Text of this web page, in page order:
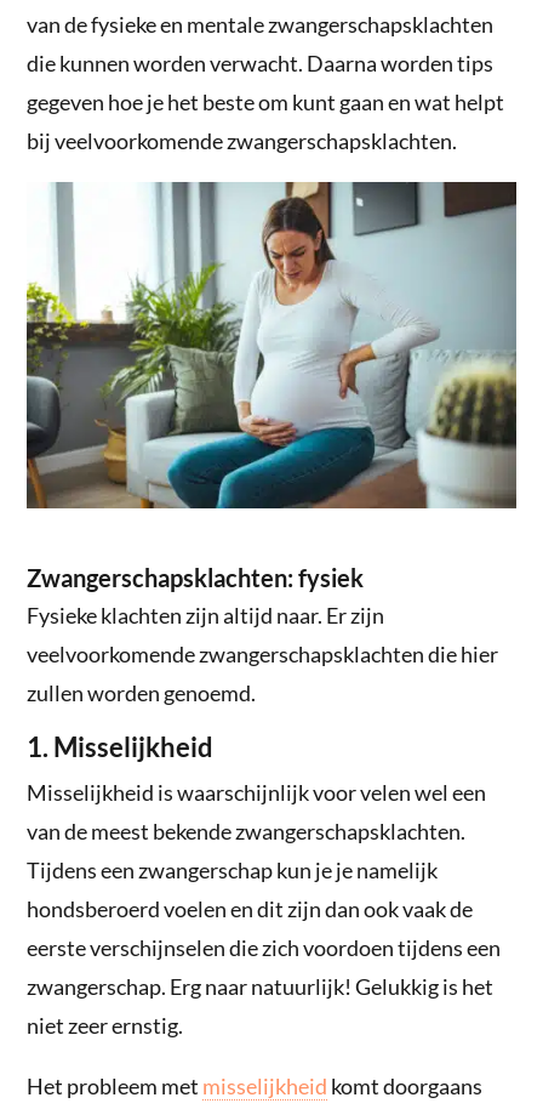
van de fysieke en mentale zwangerschapsklachten
die kunnen worden verwacht. Daarna worden tips
gegeven hoe je het beste om kunt gaan en wat helpt
bij veelvoorkomende zwangerschapsklachten.
Zwangerschapsklachten: fysiek
Fysieke klachten zijn altijd naar. Er zijn
veelvoorkomende zwangerschapsklachten die hier
zullen worden genoemd.
1. Misselijkheid
Misselijkheid is waarschijnlijk voor velen wel een
van de meest bekende zwangerschapsklachten.
Tijdens een zwangerschap kun je je namelijk
hondsberoerd voelen en dit zijn dan ook vaak de
eerste verschijnselen die zich voordoen tijdens een
zwangerschap. Erg naar natuurlijk! Gelukkig is het
niet zeer ernstig.
Het probleem met misselijkheid komt doorgaans